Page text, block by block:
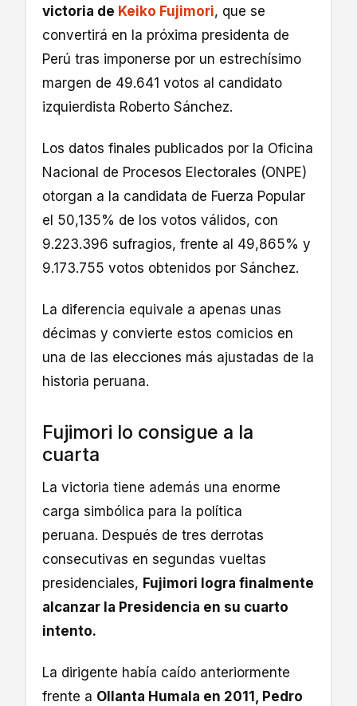
victoria de Keiko Fujimori, que se
convertirá en la próxima presidenta de
Perú tras imponerse por un estrechísimo
margen de 49.641 votos al candidato
izquierdista Roberto Sánchez.
Los datos finales publicados por la Oficina
Nacional de Procesos Electorales (ONPE)
otorgan a la candidata de Fuerza Popular
el 50,135% de los votos válidos, con
9.223.396 sufragios, frente al 49,865% y
9.173.755 votos obtenidos por Sánchez.
La diferencia equivale a apenas unas
décimas y convierte estos comicios en
una de las elecciones más ajustadas de la
historia peruana.
Fujimori lo consigue a la
cuarta
La victoria tiene además una enorme
carga simbólica para la política
peruana. Después de tres derrotas
consecutivas en segundas vueltas
presidenciales, Fujimori logra finalmente
alcanzar la Presidencia en su cuarto
intento.
La dirigente había caído anteriormente
frente a Ollanta Humala en 2011, Pedro